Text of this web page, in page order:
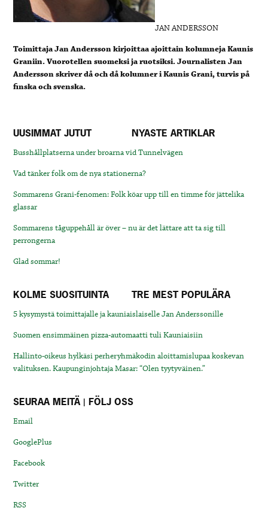
JAN ANDERSSON
Toimittaja Jan Andersson kirjoittaa ajoittain kolumneja Kaunis
Graniin. Vuorotellen suomeksi ja ruotsiksi. Journalisten Jan
Andersson skriver då och då kolumner i Kaunis Grani, turvis på
finska och svenska.
UUSIMMAT JUTUT NYASTE ARTIKLAR
Busshållplatserna under broarna vid Tunnelvägen
Vad tänker folk om de nya stationerna?
Sommarens Grani-fenomen: Folk köar upp till en timme för jättelika
glassar
Sommarens tåguppehåll är över – nu är det lättare att ta sig till
perrongerna
Glad sommar!
KOLME SUOSITUINTA TRE MEST POPULÄRA
5 kysymystä toimittajalle ja kauniaislaiselle Jan Anderssonille
Suomen ensimmäinen pizza-automaatti tuli Kauniaisiin
Hallinto-oikeus hylkäsi perheryhmäkodin aloittamislupaa koskevan
valituksen. Kaupunginjohtaja Masar: “Olen tyytyväinen.”
SEURAA MEITÄ | FÖLJ OSS
Email
GooglePlus
Facebook
Twitter
RSS